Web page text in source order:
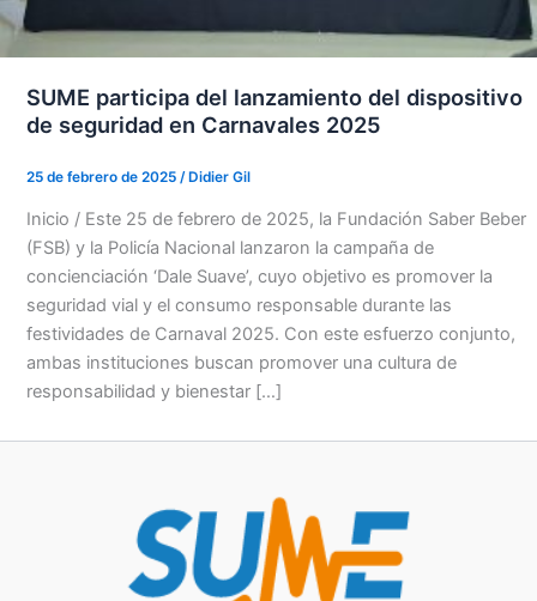
SUME participa del lanzamiento del dispositivo
de seguridad en Carnavales 2025
25 de febrero de 2025 /Didier Gil
Inicio / Este 25 de febrero de 2025, la Fundación Saber Beber
(FSB) y la Policía Nacional lanzaron la campaña de
concienciación ‘Dale Suave’, cuyo objetivo es promover la
seguridad vial y el consumo responsable durante las
festividades de Carnaval 2025. Con este esfuerzo conjunto,
ambas instituciones buscan promover una cultura de
responsabilidad y bienestar […]